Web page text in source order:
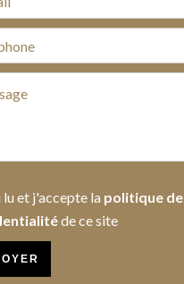
lu et j'accepte la politique de
de ce site